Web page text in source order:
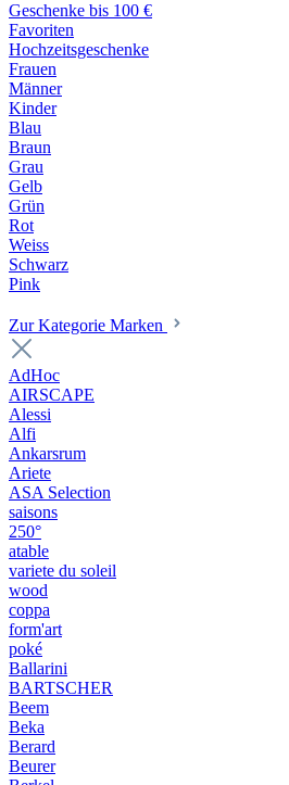
Geschenke bis 100 €
Favoriten
Hochzeitsgeschenke
Frauen
Männer
Kinder
Blau
Braun
Grau
Gelb
Grün
Rot
Weiss
Schwarz
Pink
Zur Kategorie Marken
AdHoc
AIRSCAPE
Alessi
Alfi
Ankarsrum
Ariete
ASA Selection
saisons
250°
atable
variete du soleil
wood
coppa
form'art
poké
Ballarini
BARTSCHER
Beem
Beka
Berard
Beurer